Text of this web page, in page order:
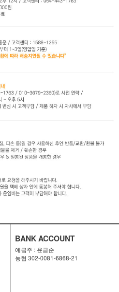
BANK ACCOUNT
예금주 : 윤금순
농협 302-0081-6868-21